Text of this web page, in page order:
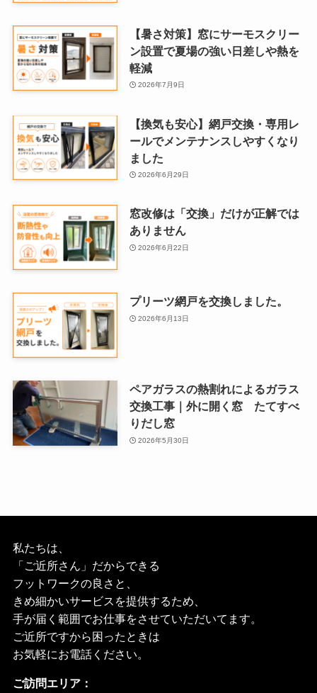
【暑さ対策】窓にサーモスクリー
ン設置で夏場の強い日差しや熱を
軽減
2026年7月9日
【換気も安心】網戸交換・専用レ
ールでメンテナンスしやすくなり
ました
2026年6月29日
窓改修は「交換」だけが正解では
ありません
2026年6月22日
プリーツ網戸を交換しました。
2026年6月13日
ペアガラスの熱割れによるガラス
交換工事｜外に開く窓 たてすべ
りだし窓
2026年5月30日
私たちは、
「ご近所さん」だからできる
フットワークの良さと、
きめ細かいサービスを提供するため、
手が届く範囲でお仕事をさせていただいてます。
ご近所ですから困ったときは
お気軽にお電話ください。
ご訪問エリア：